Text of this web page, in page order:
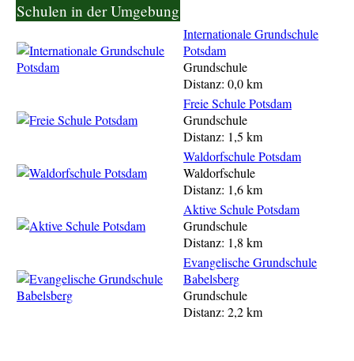
Schulen in der Umgebung
Internationale Grundschule
Potsdam
Grundschule
Distanz: 0,0 km
Freie Schule Potsdam
Grundschule
Distanz: 1,5 km
Waldorfschule Potsdam
Waldorfschule
Distanz: 1,6 km
Aktive Schule Potsdam
Grundschule
Distanz: 1,8 km
Evangelische Grundschule
Babelsberg
Grundschule
Distanz: 2,2 km